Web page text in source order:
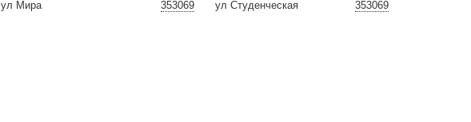
353069
ул Мира
353069
ул Студенческая